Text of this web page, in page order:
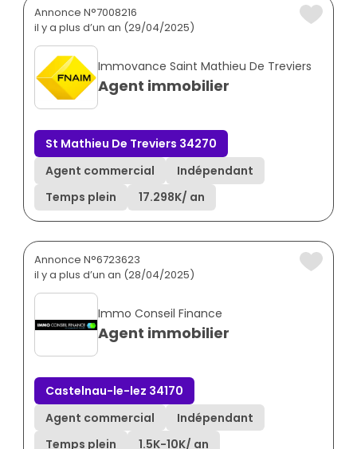
Annonce N°7008216
il y a plus d’un an (29/04/2025)
Immovance Saint Mathieu De Treviers
Agent immobilier
St Mathieu De Treviers 34270
Agent commercial
Indépendant
Temps plein
17.298K/ an
Annonce N°6723623
il y a plus d’un an (28/04/2025)
Immo Conseil Finance
Agent immobilier
Castelnau-le-lez 34170
Agent commercial
Indépendant
Temps plein
1.5K-10K/ an